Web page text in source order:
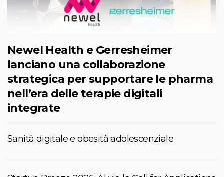
Newel Health e Gerresheimer
lanciano una collaborazione
strategica per supportare le pharma
nell’era delle terapie digitali
integrate
Sanità digitale e obesità adolescenziale